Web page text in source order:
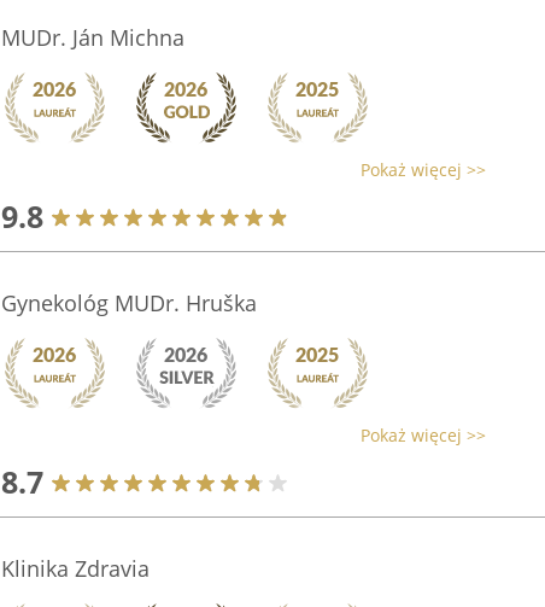
MUDr. Ján Michna
Pokaż więcej >>
9.8
Gynekológ MUDr. Hruška
Pokaż więcej >>
8.7
Klinika Zdravia